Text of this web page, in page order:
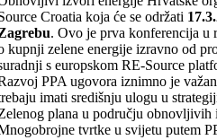
Croatia koja će se održati
. Ovo je prva konferencija u
kupnji zelene energije izravno od
s europskom RE-Source
PPA ugovora iznimno je
imati središnju ulogu u
plana u području obnovljivih
tvrtke u svijetu putem